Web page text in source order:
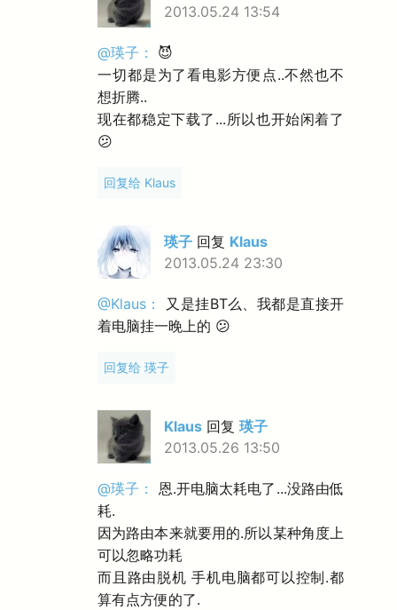
2013.05.24 13:54
@瑛子： 😈
一切都是为了看电影方便点..不然也不
想折腾..
现在都稳定下载了...所以也开始闲着了
😕
回复给 Klaus
瑛子 回复 Klaus
2013.05.24 23:30
@Klaus： 又是挂BT么、我都是直接开
着电脑挂一晚上的 😕
回复给 瑛子
Klaus 回复 瑛子
2013.05.26 13:50
@瑛子： 恩.开电脑太耗电了...没路由低
耗.
因为路由本来就要用的.所以某种角度上
可以忽略功耗
而且路由脱机 手机电脑都可以控制.都
算有点方便的了.